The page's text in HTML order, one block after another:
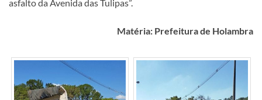
asfalto da Avenida das Tulipas”.
Matéria: Prefeitura de Holambra